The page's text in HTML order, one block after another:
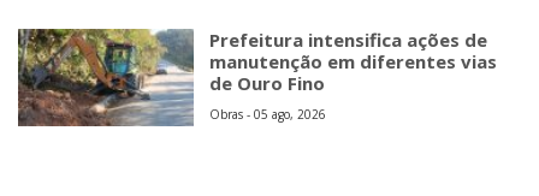
Prefeitura intensifica ações de
manutenção em diferentes vias
de Ouro Fino
Obras - 05 ago, 2026